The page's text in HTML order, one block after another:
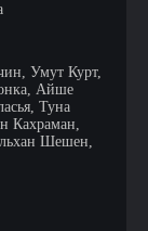
Умут Курт,
Айше
Туна
Кахраман,
Шешен,